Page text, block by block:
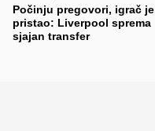
Počinju pregovori, igrač je
pristao: Liverpool sprema
sjajan transfer